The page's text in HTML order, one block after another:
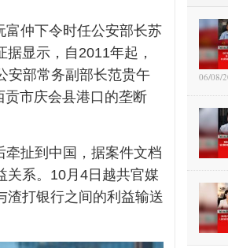
富仲下令时任公安部长苏
显示，自2011年起，
安部常务副部长范贵午
贡市庆会县港口的垄断
牵扯到中国，据案件文档
关系。10月4日越共官媒
渣打银行之间的利益输送
06/08/